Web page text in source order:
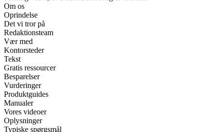
Om os
Oprindelse
Det vi tror på
Redaktionsteam
Vær med
Kontorsteder
Tekst
Gratis ressourcer
Besparelser
Vurderinger
Produktguides
Manualer
Vores videoer
Oplysninger
Typiske spørgsmål